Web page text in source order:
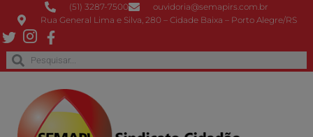
(51) 3287-7500
ouvidoria@semapirs.com.br
Rua General Lima e Silva, 280 – Cidade Baixa – Porto Alegre/RS